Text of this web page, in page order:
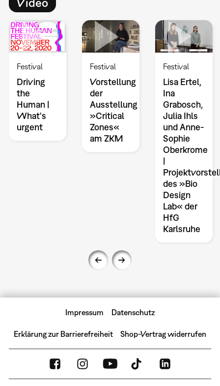
Festival
Driving
the
Human |
What's
urgent
Festival
Vorstellung
der
Ausstellung
»Critical
Zones«
am ZKM
Festival
Lisa Ertel,
Ina
Grabosch,
Julia Ihls
und Anne-
Sophie
Oberkrome
|
des »Bio
Design
Lab« der
HfG
Karlsruhe
Impressum Datenschutz
Erklärung zur Barrierefreiheit Shop-Vertrag widerrufen